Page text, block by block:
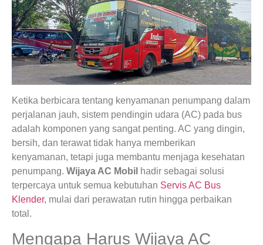
Ketika berbicara tentang kenyamanan penumpang dalam
perjalanan jauh, sistem pendingin udara (AC) pada bus
adalah komponen yang sangat penting. AC yang dingin,
bersih, dan terawat tidak hanya memberikan
kenyamanan, tetapi juga membantu menjaga kesehatan
penumpang. Wijaya AC Mobil hadir sebagai solusi
terpercaya untuk semua kebutuhan Servis AC Bus
Klender, mulai dari perawatan rutin hingga perbaikan
total.
Mengapa Harus Wijaya AC